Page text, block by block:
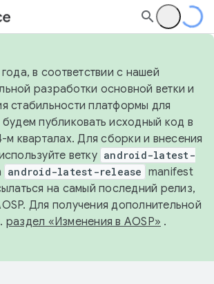
в соответствии с нашей
разработки основной ветки и
стабильности платформы для
публиковать исходный код в
м кварталах. Для сборки и внесения
ветку android-latest-
android-latest-release manifest
на самый последний релиз,
Для получения дополнительной
раздел «Изменения в AOSP» .